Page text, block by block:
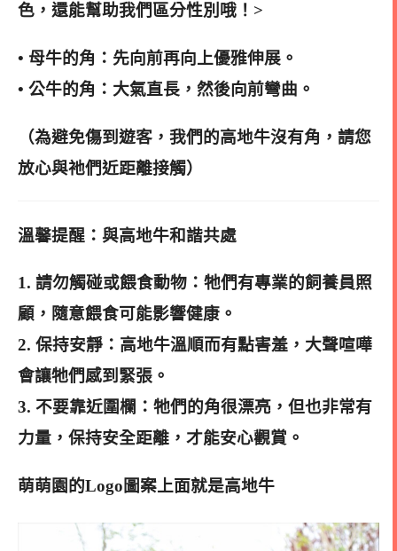
色，還能幫助我們區分性別哦！>
• 母牛的角：先向前再向上優雅伸展。
• 公牛的角：大氣直長，然後向前彎曲。
（為避免傷到遊客，我們的高地牛沒有角，請您
放心與祂們近距離接觸）
溫馨提醒：與高地牛和諧共處
1. 請勿觸碰或餵食動物：牠們有專業的飼養員照
顧，隨意餵食可能影響健康。
2. 保持安靜：高地牛溫順而有點害羞，大聲喧嘩
會讓牠們感到緊張。
3. 不要靠近圍欄：牠們的角很漂亮，但也非常有
力量，保持安全距離，才能安心觀賞。
萌萌園的Logo圖案上面就是高地牛